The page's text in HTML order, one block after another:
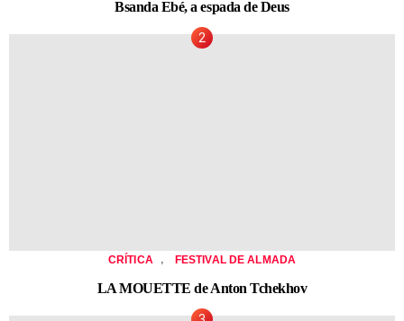
Bsanda Ebé, a espada de Deus
CRÍTICA , FESTIVAL DE ALMADA
LA MOUETTE de Anton Tchekhov